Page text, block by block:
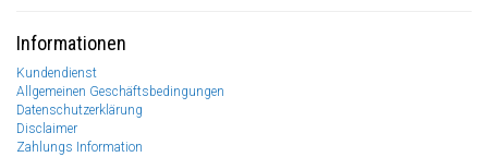
Informationen
Kundendienst
Allgemeinen Geschäftsbedingungen
Datenschutzerklärung
Disclaimer
Zahlungs Information